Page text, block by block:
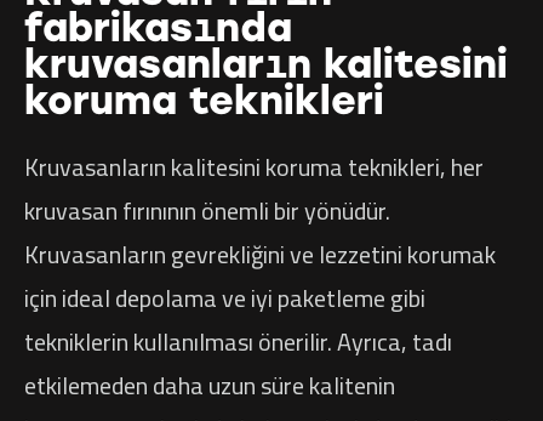
fabrikasında
kruvasanların kalitesini
koruma teknikleri
Kruvasanların kalitesini koruma teknikleri, her
kruvasan fırınının önemli bir yönüdür.
Kruvasanların gevrekliğini ve lezzetini korumak
için ideal depolama ve iyi paketleme gibi
tekniklerin kullanılması önerilir. Ayrıca, tadı
etkilemeden daha uzun süre kalitenin